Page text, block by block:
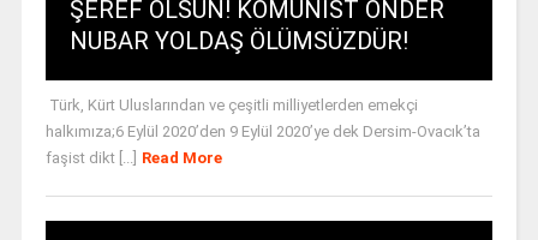
ŞEREF OLSUN! KOMÜNİST ÖNDER
NUBAR YOLDAŞ ÖLÜMSÜZDÜR!
Türk, Kürt Uluslarından ve çeşitli milliyetlerden emekçi
halkımıza;6 Eylül 2020’den 9 Eylül 2020’ye dek Dersim-Ovacık’ta
faşist dikt [...]
Read More